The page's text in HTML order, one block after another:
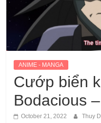
ANIME - MANGA
Cướp biển
Bodacious
October 21, 2022 Thuy